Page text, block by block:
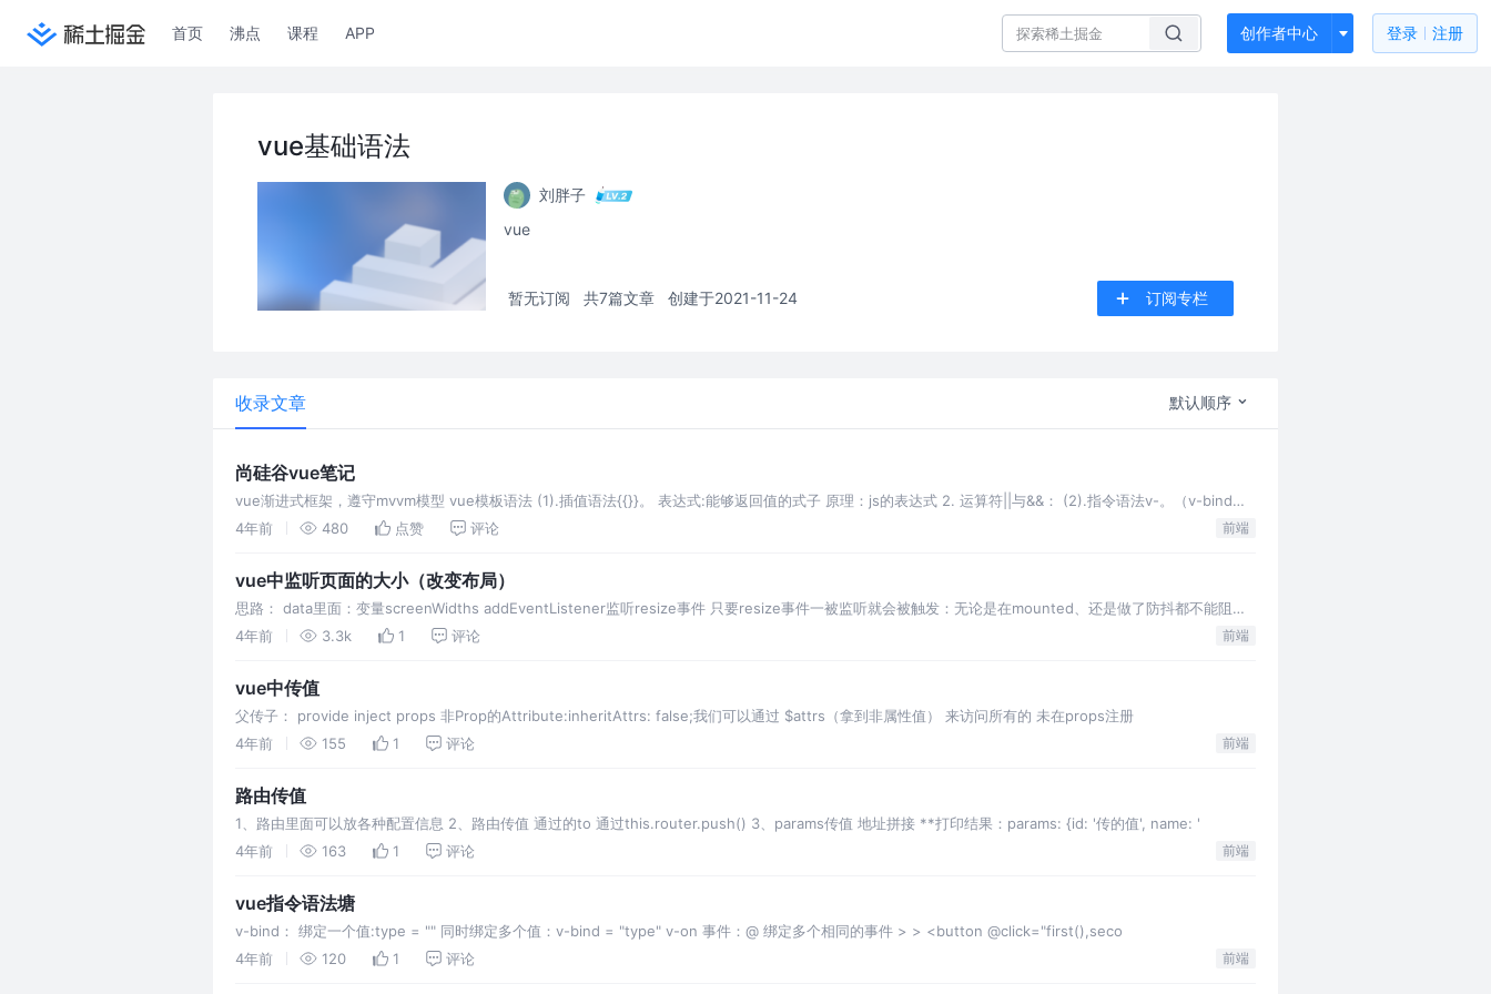
首页 沸点 课程 APP 创作者中心 登录 注册
vue基础语法
刘胖子
vue
暂无订阅 共7篇文章 创建于2021-11-24 订阅专栏
收录文章 默认顺序
尚硅谷vue笔记
vue渐进式框架，遵守mvvm模型 vue模板语法 (1).插值语法{{}}。 表达式:能够返回值的式子 原理：js的表达式 2. 运算符||与&&： (2).指令语法v-。（v-bind、
v-mou
4年前 480 点赞 评论 前端
vue中监听页面的大小（改变布局）
思路： data里面：变量screenWidths addEventListener监听resize事件 只要resize事件一被监听就会被触发：无论是在mounted、还是做了防抖都不能阻止
addE
4年前 3.3k 1 评论 前端
vue中传值
父传子： provide inject props 非Prop的Attribute:inheritAttrs: false;我们可以通过 $attrs（拿到非属性值） 来访问所有的 未在props注册
4年前
155 1 评论 前端
路由传值
1、路由里面可以放各种配置信息 2、路由传值 通过的to 通过this.router.push() 3、params传值 地址拼接 **打印结果：params: {id: '传的值', name: '
4年前
163 1 评论 前端
vue指令语法塘
v-bind： 绑定一个值:type = "" 同时绑定多个值：v-bind = "type" v-on 事件：@ 绑定多个相同的事件 > > <button @click="first(),seco
4年前
120 1 评论 前端